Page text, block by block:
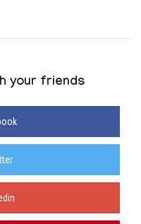
your friends